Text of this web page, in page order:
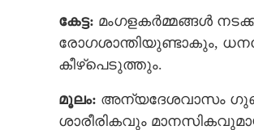
കേട്ട: മംഗളകര്‍മ്മങ്ങള്‍
രോഗശാന്തിയുണ്ടാകും,
കീഴ്പെടുത്തും.
മൂലം: അന്യദേശവാസം
ശാരീരികവും